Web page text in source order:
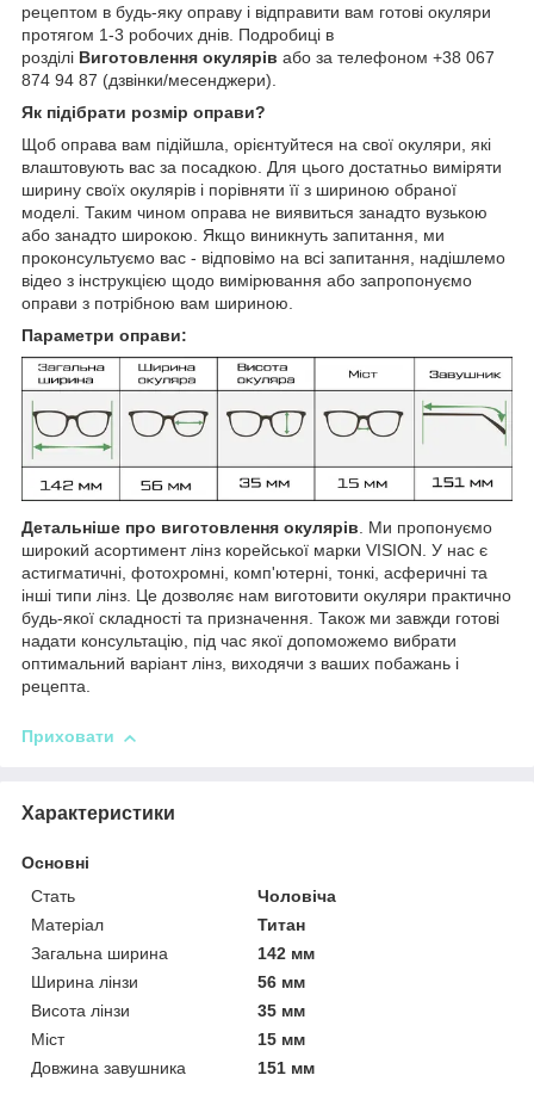
рецептом в будь-яку оправу і відправити вам готові окуляри
протягом 1-3 робочих днів. Подробиці в
розділі Виготовлення окулярів або за телефоном +38 067
874 94 87 (дзвінки/месенджери).
Як підібрати розмір оправи?
Щоб оправа вам підійшла, орієнтуйтеся на свої окуляри, які
влаштовують вас за посадкою. Для цього достатньо виміряти
ширину своїх окулярів і порівняти її з шириною обраної
моделі. Таким чином оправа не виявиться занадто вузькою
або занадто широкою. Якщо виникнуть запитання, ми
проконсультуємо вас - відповімо на всі запитання, надішлемо
відео з інструкцією щодо вимірювання або запропонуємо
оправи з потрібною вам шириною.
Параметри оправи:
Детальніше про виготовлення окулярів. Ми пропонуємо
широкий асортимент лінз корейської марки VISION. У нас є
астигматичні, фотохромні, комп'ютерні, тонкі, асферичні та
інші типи лінз. Це дозволяє нам виготовити окуляри практично
будь-якої складності та призначення. Також ми завжди готові
надати консультацію, під час якої допоможемо вибрати
оптимальний варіант лінз, виходячи з ваших побажань і
рецепта.
Приховати
Характеристики
Основні
Стать
Чоловіча
Матеріал
Титан
Загальна ширина
142 мм
Ширина лінзи
56 мм
Висота лінзи
35 мм
Міст
15 мм
Довжина завушника
151 мм